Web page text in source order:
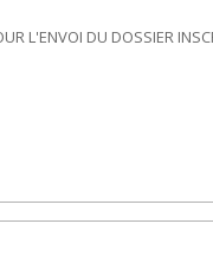
L'ENVOI DU DOSSIER